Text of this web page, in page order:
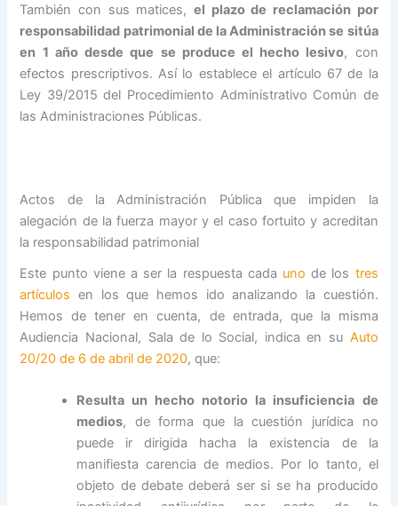
También con sus matices, el plazo de reclamación por
responsabilidad patrimonial de la Administración se sitúa
en 1 año desde que se produce el hecho lesivo, con
efectos prescriptivos. Así lo establece el artículo 67 de la
Ley 39/2015 del Procedimiento Administrativo Común de
las Administraciones Públicas.
Actos de la Administración Pública que impiden la
alegación de la fuerza mayor y el caso fortuito y acreditan
la responsabilidad patrimonial
Este punto viene a ser la respuesta cada uno de los tres
artículos en los que hemos ido analizando la cuestión.
Hemos de tener en cuenta, de entrada, que la misma
Audiencia Nacional, Sala de lo Social, indica en su Auto
20/20 de 6 de abril de 2020, que:
Resulta un hecho notorio la insuficiencia de
medios, de forma que la cuestión jurídica no
puede ir dirigida hacha la existencia de la
manifiesta carencia de medios. Por lo tanto, el
objeto de debate deberá ser si se ha producido